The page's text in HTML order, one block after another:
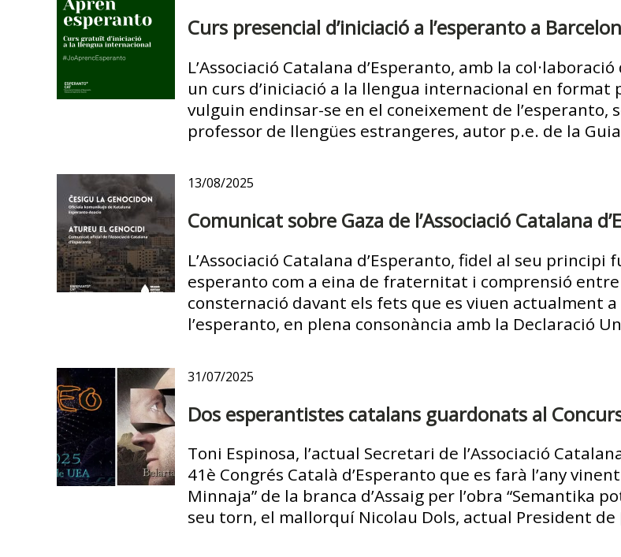
Curs presencial d’iniciació a l’esperanto a
L’Associació Catalana d’Esperanto, amb la
un curs d’iniciació a la llengua internacional en
vulguin endinsar-se en el coneixement de
professor de llengües estrangeres, autor p.e. de la
13/08/2025
Comunicat sobre Gaza de l’Associació Catalana
L’Associació Catalana d’Esperanto, fidel al seu
esperanto com a eina de fraternitat i comprensió
consternació davant els fets que es viuen actualment
l’esperanto, en plena consonància amb la Declaració
31/07/2025
Dos esperantistes catalans guardonats al
Toni Espinosa, l’actual Secretari de l’Associació
41è Congrés Català d’Esperanto que es farà l’any
Minnaja” de la branca d’Assaig per l’obra “Semantika
seu torn, el mallorquí Nicolau Dols, actual President